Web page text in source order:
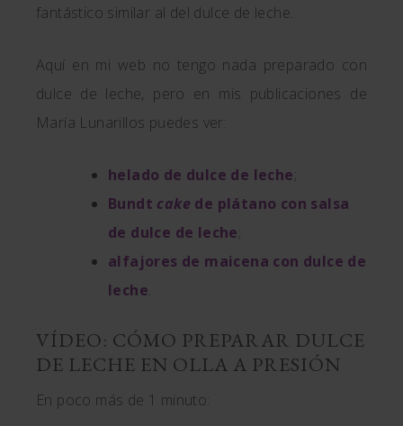
fantástico similar al del dulce de leche.
Aquí en mi web no tengo nada preparado con
dulce de leche, pero en mis publicaciones de
María Lunarillos puedes ver:
helado de dulce de leche;
Bundt cake de plátano con salsa
de dulce de leche;
alfajores de maicena con dulce de
leche.
VÍDEO: CÓMO PREPARAR DULCE
DE LECHE EN OLLA A PRESIÓN
En poco más de 1 minuto: